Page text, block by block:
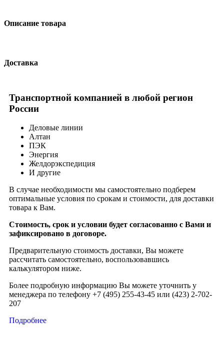
Описание товара
Доставка
Транспортной компанией в любой регион
России
Деловые линии
Алтан
ПЭК
Энергия
Желдорэкспедиция
И другие
В случае необходимости мы самостоятельно подберем
оптимальные условия по срокам и стоимости, для доставки
товара к Вам.
Стоимость, срок и условии будет согласованно с Вами и
зафиксировано в договоре.
Предварительную стоимость доставки, Вы можете
рассчитать самостоятельно, воспользовавшись
калькулятором ниже.
Более подробную информацию Вы можете уточнить у
менеджера по телефону +7 (495) 255-43-45 или (423) 2-702-
207
Подробнее